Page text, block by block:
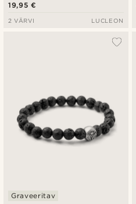
19,95 €
2 VÄRVI LUCLEON
Graveeritav